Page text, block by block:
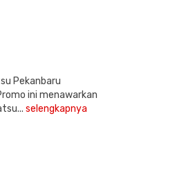
Pekanbaru
ini menawarkan
selengkapnya